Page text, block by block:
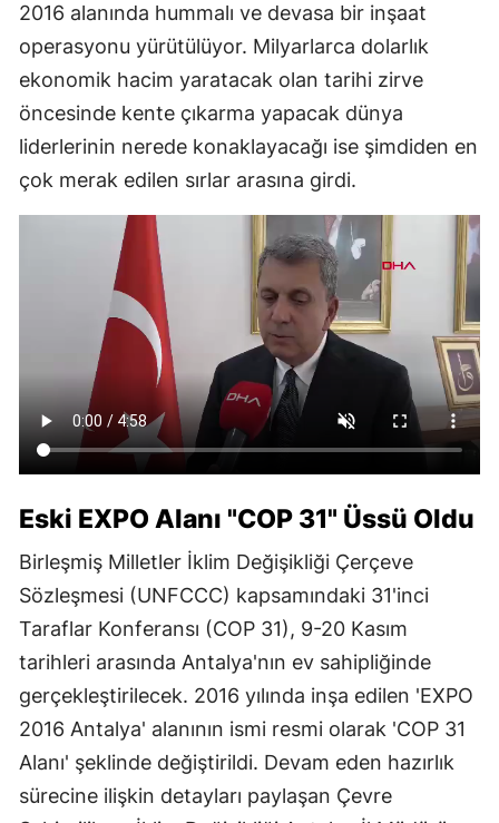
2016 alanında hummalı ve devasa bir inşaat
operasyonu yürütülüyor. Milyarlarca dolarlık
ekonomik hacim yaratacak olan tarihi zirve
öncesinde kente çıkarma yapacak dünya
liderlerinin nerede konaklayacağı ise şimdiden en
çok merak edilen sırlar arasına girdi.
Eski EXPO Alanı "COP 31" Üssü Oldu
Birleşmiş Milletler İklim Değişikliği Çerçeve
Sözleşmesi (UNFCCC) kapsamındaki 31'inci
Taraflar Konferansı (COP 31), 9-20 Kasım
tarihleri arasında Antalya'nın ev sahipliğinde
gerçekleştirilecek. 2016 yılında inşa edilen 'EXPO
2016 Antalya' alanının ismi resmi olarak 'COP 31
Alanı' şeklinde değiştirildi. Devam eden hazırlık
sürecine ilişkin detayları paylaşan Çevre